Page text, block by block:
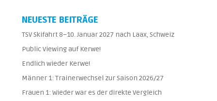
NEUESTE BEITRÄGE
TSV Skifahrt 8–10. Januar 2027 nach Laax, Schweiz
Public Viewing auf Kerwe!
Endlich wieder Kerwe!
Männer 1: Trainerwechsel zur Saison 2026/27
Frauen 1: Wieder war es der direkte Vergleich